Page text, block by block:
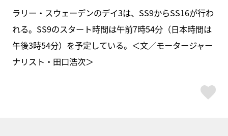
ラリー・スウェーデンのデイ3は、SS9からSS16が行わ
れる。SS9のスタート時間は午前7時54分（日本時間は
午後3時54分）を予定している。＜文／モータージャー
ナリスト・田口浩次＞